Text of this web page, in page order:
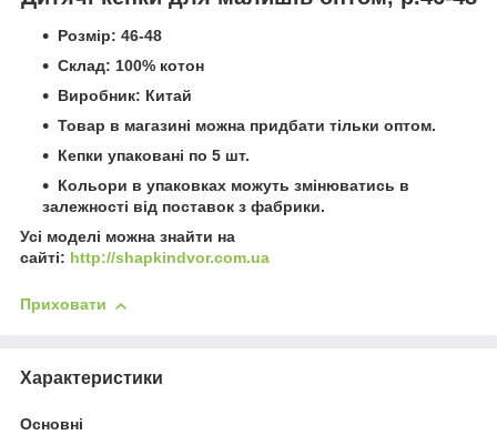
Розмір: 46-48
Склад: 100% котон
Виробник: Китай
Товар в магазині можна придбати тільки оптом.
Кепки упаковані по 5 шт.
Кольори в упаковках можуть змінюватись в
залежності від поставок з фабрики.
Усі моделі можна знайти на
сайті: http://shapkindvor.com.ua
Приховати
Характеристики
Основні